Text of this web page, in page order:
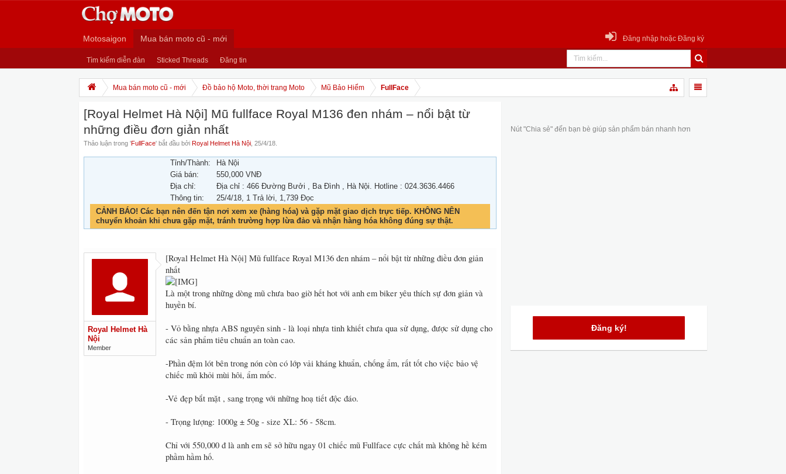
Motosaigon Mua bán moto cũ - mới
Tìm kiếm diễn đàn Sticked Threads Đăng tin
Đăng nhập hoặc Đăng ký
Mua bán moto cũ - mới Đồ bảo hộ Moto, thời trang Moto Mũ Bảo Hiểm FullFace
[Royal Helmet Hà Nội] Mũ fullface Royal M136 đen nhám – nổi bật từ
những điều đơn giản nhất
Thảo luận trong 'FullFace' bắt đầu bởi Royal Helmet Hà Nội 25/4/18
Tỉnh/Thành:
Hà Nội
Giá bán:
550,000 VNĐ
Địa chỉ:
Địa chỉ : 466 Đường Bưởi , Ba Đình , Hà Nội. Hotline : 024.3636.4466
Thông tin:
25/4/18, 1 Trả lời, 1,739 Đọc
CẢNH BÁO! Các bạn nên đến tận nơi xem xe (hàng hóa) và gặp mặt giao dịch trực tiếp. KHÔNG NÊN
chuyển khoản khi chưa gặp mặt, tránh trường hợp lừa đảo và nhận hàng hóa không đúng sự thật.
Royal Helmet Hà
Nội
Member
[Royal Helmet Hà Nội] Mũ fullface Royal M136 đen nhám – nổi bật từ những điều đơn giản
nhất
Là một trong những dòng mũ chưa bao giờ hết hot với anh em biker yêu thích sự đơn giản và
huyền bí.
- Vỏ bằng nhựa ABS nguyên sinh - là loại nhựa tinh khiết chưa qua sử dụng, được sử dụng cho
các sản phẩm tiêu chuẩn an toàn cao.
-Phần đệm lót bên trong nón còn có lớp vải kháng khuẩn, chống ẩm, rất tốt cho việc bảo vệ
chiếc mũ khỏi mùi hôi, ẩm mốc.
-Vẻ đẹp bắt mặt , sang trọng với những hoạ tiết độc đáo.
- Trọng lượng: 1000g ± 50g - size XL: 56 - 58cm.
Chỉ với 550,000 đ là anh em sẽ sở hữu ngay 01 chiếc mũ Fullface cực chất mà không hề kém
phầm hầm hố.
Nút "Chia sẻ" đến bạn bè giúp sản phẩm bán nhanh hơn
Đăng ký!